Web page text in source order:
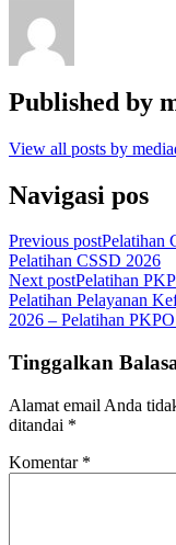
Published by
View all posts by
Navigasi pos
Previous postPelatihan
Pelatihan CSSD 2026
Next postPelatihan
Pelatihan Pelayanan
2026 – Pelatihan
Tinggalkan
Alamat email Anda
ditandai *
Komentar *